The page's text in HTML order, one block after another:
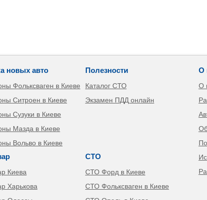
новых авто
Фольксваген в Киеве
Ситроен в Киеве
Сузуки в Киеве
Мазда в Киеве
Вольво в Киеве
Киева
Харькова
Полезности
Каталог СТО
Экзамен ПДД онлайн
СТО
СТО Форд в Киеве
СТО Фольксваген в Киеве
О
О